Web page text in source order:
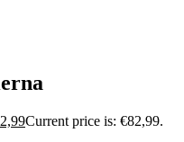
Current price is: €82,99.